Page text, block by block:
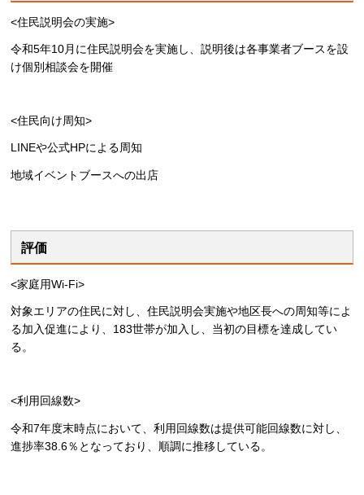
<住民説明会の実施>
令和5年10月に住民説明会を実施し、説明後は各事業者ブースを設
け個別相談会を開催
<住民向け周知>
LINEや公式HPによる周知
地域イベントブースへの出店
評価
<家庭用Wi-Fi>
対象エリアの住民に対し、住民説明会実施や地区長への周知等によ
る加入促進により、183世帯が加入し、当初の目標を達成してい
る。
<利用回線数>
令和7年度末時点において、利用回線数は提供可能回線数に対し、
進捗率38.6％となっており、順調に推移している。